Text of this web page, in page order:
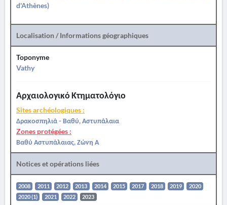
d'Athènes)
Localisation / Informations géographiques
Toponyme
Vathy
Αρχαιολογικό Κτηματολόγιο
Sites archéologiques :
Δρακοσπηλιά - Βαθύ, Αστυπάλαια
Zones protégées :
Βαθύ Αστυπάλαιας, Ζώνη Α
Notices et opérations liées
2008 2011 2012 2013 2014 2015 2017 2018 2019
2020
2020 (1)
2021 2022 2023